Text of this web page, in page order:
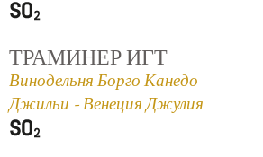
ТРАМИНЕР ИГТ
Винодельня Борго Канедо
Джильи - Венеция Джулия